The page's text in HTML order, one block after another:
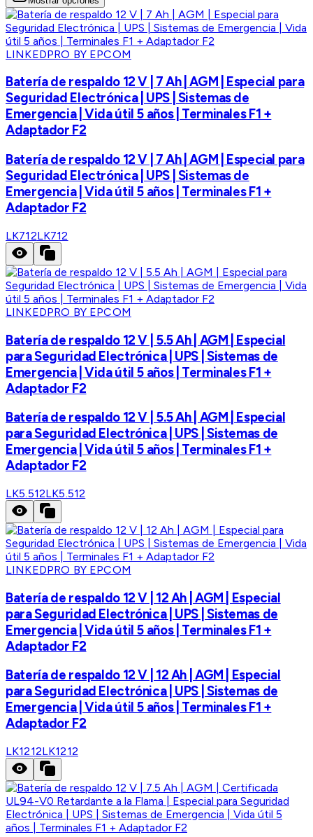
LINKEDPRO BY EPCOM
Batería de respaldo 12 V | 7 Ah | AGM | Especial para
Seguridad Electrónica | UPS | Sistemas de
Emergencia | Vida útil 5 años | Terminales F1 +
Adaptador F2
Batería de respaldo 12 V | 7 Ah | AGM | Especial para
Seguridad Electrónica | UPS | Sistemas de
Emergencia | Vida útil 5 años | Terminales F1 +
Adaptador F2
LK712LK712
LINKEDPRO BY EPCOM
Batería de respaldo 12 V | 5.5 Ah | AGM | Especial
para Seguridad Electrónica | UPS | Sistemas de
Emergencia | Vida útil 5 años | Terminales F1 +
Adaptador F2
Batería de respaldo 12 V | 5.5 Ah | AGM | Especial
para Seguridad Electrónica | UPS | Sistemas de
Emergencia | Vida útil 5 años | Terminales F1 +
Adaptador F2
LK5.512LK5.512
LINKEDPRO BY EPCOM
Batería de respaldo 12 V | 12 Ah | AGM | Especial
para Seguridad Electrónica | UPS | Sistemas de
Emergencia | Vida útil 5 años | Terminales F1 +
Adaptador F2
Batería de respaldo 12 V | 12 Ah | AGM | Especial
para Seguridad Electrónica | UPS | Sistemas de
Emergencia | Vida útil 5 años | Terminales F1 +
Adaptador F2
LK1212LK1212